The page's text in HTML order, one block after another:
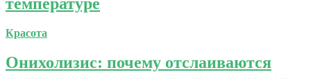
температуре
Красота
Онихолизис: почему отслаиваются